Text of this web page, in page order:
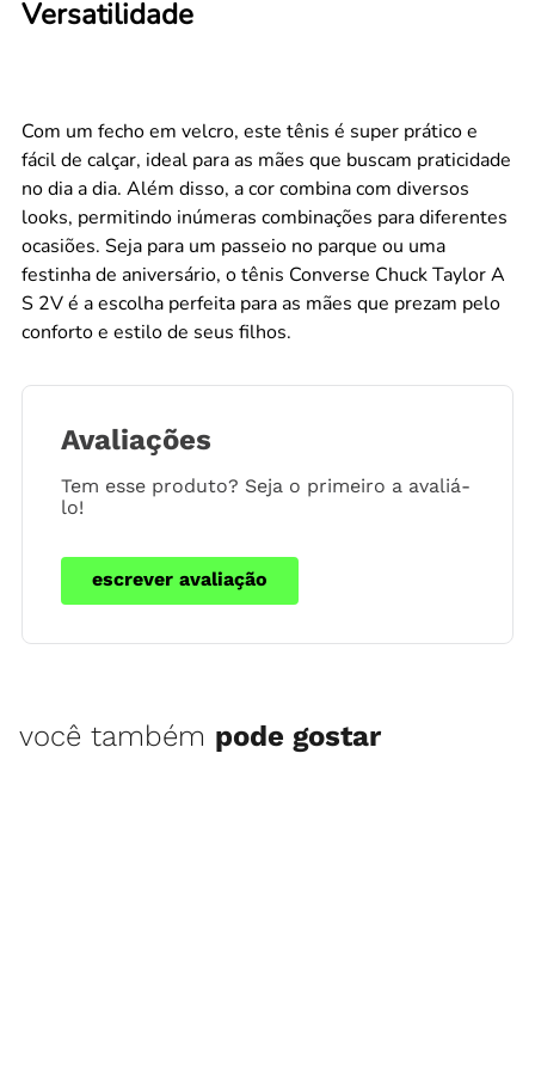
Versatilidade
Com um fecho em velcro, este tênis é super prático e
fácil de calçar, ideal para as mães que buscam praticidade
no dia a dia. Além disso, a cor combina com diversos
looks, permitindo inúmeras combinações para diferentes
ocasiões. Seja para um passeio no parque ou uma
festinha de aniversário, o tênis Converse Chuck Taylor A
S 2V é a escolha perfeita para as mães que prezam pelo
conforto e estilo de seus filhos.
Avaliações
Tem esse produto? Seja o primeiro a avaliá-
lo!
escrever avaliação
você também pode gostar